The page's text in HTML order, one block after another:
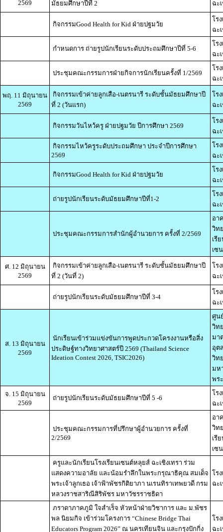
2569 มัธยมศึกษาปีที่ 2 ฉะ
กิจกรรมGood Health for Kid ฝ่ายปฐมวัย
โร
ฉะ
กำหนดการ ถ่ายรูปนักเรียนระดับประถมศึกษาปีที่ 5-6
โร
ฉะ
ประชุมคณะกรรมการฝ่ายกิจการนักเรียนครั้งที่ 1/2569
โร
ฉะ
พฤ. 11 มิถุนายน
2569
กิจกรรมเข้าค่ายลูกเสือ-เนตรนารี ระดับชั้นมัธยมศึกษาปี
ที่ 2 (วันแรก)
โร
ฉะ
กิจกรรมวันไหว้ครู ฝ่ายปฐมวัย ปีการศึกษา 2569
โร
ฉะ
กิจกรรมไหว้ครูระดับประถมศึกษา ประจำปีการศึกษา
2569
โร
ฉะ
กิจกรรมGood Health for Kid ฝ่ายปฐมวัย
โร
ฉะ
ถ่ายรูปนักเรียนระดับมัธยมศึกษาปีที่1-2
โร
ฉะ
ประชุมคณะกรรมการสำนักผู้อำนวยการ ครั้งที่ 2/2569
อา
วิท
เรี
เซ
ศ. 12 มิถุนายน
2569
กิจกรรมเข้าค่ายลูกเสือ-เนตรนารี ระดับชั้นมัธยมศึกษาปี
ที่ 2 (วันที่ 2)
โร
ฉะ
ถ่ายรูปนักเรียนระดับมัธยมศึกษาปีที่ 3-4
โร
ฉะ
ส. 13 มิถุนายน
2569
นักเรียนเข้าร่วมแข่งขันการพูดประกวดโครงงานหรือสิ่ง
ประดิษฐ์ทางวิทยาศาสตร์ปี 2569 (Thailand Science
Ideation Contest 2026, TSIC2026)
ศูน
วิท
มา
อุต
วิท
มห
พร
จ. 15 มิถุนายน
2569
ถ่ายรูปนักเรียนระดับมัธยมศึกษาปีที่ 5 -6
โร
ฉะ
ประชุมคณะกรรมการที่ปรึกษาผู้อำนวยการ ครั้งที่
2/2569
อา
วิท
เรี
เซ
ครูและนักเรียนโรงเรียนเซนต์หลุยส์ ฉะเชิงเทรา ร่วม
แสดงความอาลัย และน้อมรำลึกในพระกรุณาธิคุณ สมเด็จ
พระเจ้าลูกเธอ เจ้าฟ้าพัชรกิติยาภา นเรนทิราเทพยวดี กรม
หลวงราชสาริณีสิริพัชร มหาวัชรราชธิดา
โร
ฉะ
ภราดาภาคภูมิ ใจสำเร็จ หัวหน้าฝ่ายวิชาการ และ ม.พัชร
พล นิยมกิจ เข้าร่วมโครงการ “Chinese Bridge Thai
Educators Program 2026” ณ นครเทียนจิน และกรุงปักกิ่ง
โร
ฉะ